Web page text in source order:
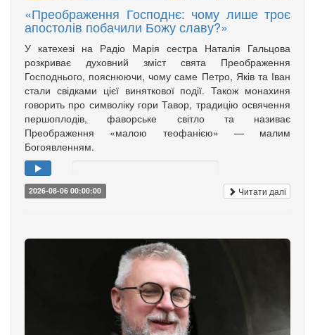
«Преображення Господнє: чому лише троє
апостолів побачили Божу славу?»
У катехезі на Радіо Марія сестра Наталія Гальцова
розкриває духовний зміст свята Преображення
Господнього, пояснюючи, чому саме Петро, Яків та Іван
стали свідками цієї виняткової події. Також монахиня
говорить про символіку гори Тавор, традицію освячення
першоплодів, фаворське світло та називає
Преображення «малою теофанією» — малим
Богоявленням.
2026-08-06 00:00:00 Читати далі